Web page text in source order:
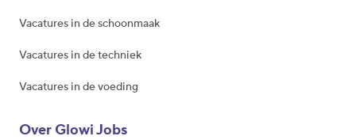
Vacatures in de schoonmaak
Vacatures in de techniek
Vacatures in de voeding
Over Glowi Jobs